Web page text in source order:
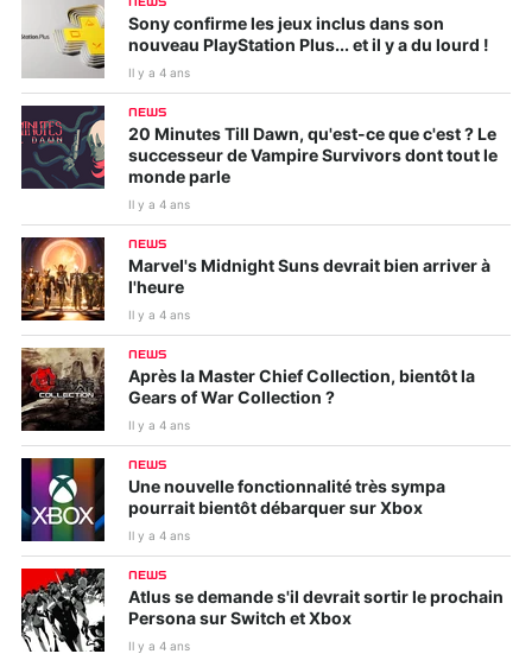
Sony confirme les jeux inclus dans son
nouveau PlayStation Plus... et il y a du lourd !
Il y a 4 ans
NEWS
20 Minutes Till Dawn, qu'est-ce que c'est ? Le
successeur de Vampire Survivors dont tout le
monde parle
Il y a 4 ans
NEWS
Marvel's Midnight Suns devrait bien arriver à
l'heure
Il y a 4 ans
NEWS
Après la Master Chief Collection, bientôt la
Gears of War Collection ?
Il y a 4 ans
NEWS
Une nouvelle fonctionnalité très sympa
pourrait bientôt débarquer sur Xbox
Il y a 4 ans
NEWS
Atlus se demande s'il devrait sortir le prochain
Persona sur Switch et Xbox
Il y a 4 ans